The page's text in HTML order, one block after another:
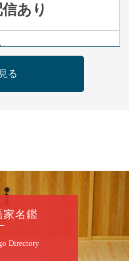
あり
）
④
こわい」／桂三度「青
らくご会予約事務局
：
る
家名鑑
Directory